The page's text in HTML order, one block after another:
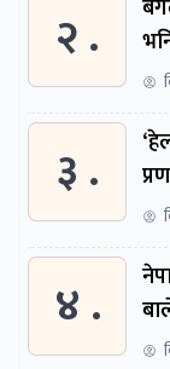
२ .
३ .
४ .